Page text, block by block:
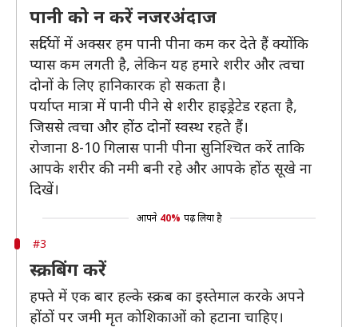
पानी को न करें नजरअंदाज
सर्दियों में अक्सर हम पानी पीना कम कर देते हैं क्योंकि
प्यास कम लगती है, लेकिन यह हमारे शरीर और त्वचा
दोनों के लिए हानिकारक हो सकता है।
पर्याप्त मात्रा में पानी पीने से शरीर हाइड्रेटेड रहता है,
जिससे त्वचा और होंठ दोनों स्वस्थ रहते हैं।
रोजाना 8-10 गिलास पानी पीना सुनिश्चित करें ताकि
आपके शरीर की नमी बनी रहे और आपके होंठ सूखे ना
दिखें।
आपने 40% पढ़ लिया है
#3
स्क्रबिंग करें
हफ्ते में एक बार हल्के स्क्रब का इस्तेमाल करके अपने
होंठों पर जमी मृत कोशिकाओं को हटाना चाहिए।